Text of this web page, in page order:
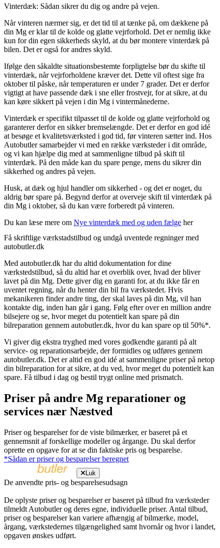
Vinterdæk: Sådan sikrer du dig og andre på vejen.
Når vinteren nærmer sig, er det tid til at tænke på, om dækkene på
din Mg er klar til de kolde og glatte vejrforhold. Det er nemlig ikke
kun for din egen sikkerheds skyld, at du bør montere vinterdæk på
bilen. Det er også for andres skyld.
Ifølge den såkaldte situationsbestemte forpligtelse bør du skifte til
vinterdæk, når vejrforholdene kræver det. Dette vil oftest sige fra
oktober til påske, når temperaturen er under 7 grader. Det er derfor
vigtigt at have passende dæk i sne eller frostvejr, for at sikre, at du
kan køre sikkert på vejen i din Mg i vintermånederne.
Vinterdæk er specifikt tilpasset til de kolde og glatte vejrforhold og
garanterer derfor en sikker bremselængde. Det er derfor en god idé
at besøge et kvalitetsværksted i god tid, før vinteren sætter ind. Hos
Autobutler samarbejder vi med en række værksteder i dit område,
og vi kan hjælpe dig med at sammenligne tilbud på skift til
vinterdæk. På den måde kan du spare penge, mens du sikrer din
sikkerhed og andres på vejen.
Husk, at dæk og hjul handler om sikkerhed - og det er noget, du
aldrig bør spare på. Begynd derfor at overveje skift til vinterdæk på
din Mg i oktober, så du kan være forberedt på vinteren.
Du kan læse mere om Nye vinterdæk med og uden fælge her
Få skriftlige værkstadstilbud og undgå uventede regninger med
autobutler.dk
Med autobutler.dk har du altid dokumentation for dine
værkstedstilbud, så du altid har et overblik over, hvad der bliver
lavet på din Mg. Dette giver dig en garanti for, at du ikke får en
uventet regning, når du henter din bil fra værkstedet. Hvis
mekanikeren finder andre ting, der skal laves på din Mg, vil han
kontakte dig, inden han går i gang. Følg efter over en million andre
bilsejere og se, hvor meget du potentielt kan spare på din
bilreparation gennem autobutler.dk, hvor du kan spare op til 50%*.
Vi giver dig ekstra tryghed med vores godkendte garanti på alt
service- og reparationsarbejde, der formidles og udføres gennem
autobutler.dk. Det er altid en god idé at sammenligne priser på netop
din bilreparation for at sikre, at du ved, hvor meget du potentielt kan
spare. Få tilbud i dag og bestil trygt online med prismatch.
Priser på andre Mg reparationer og
services nær Næstved
Priser og besparelser for de viste bilmærker, er baseret på et
gennemsnit af forskellige modeller og årgange. Du skal derfor
oprette en opgave for at se din faktiske pris og besparelse.
*Sådan er priser og besparelser beregnet
Luk
De anvendte pris- og besparelsesudsagn
De oplyste priser og besparelser er baseret på tilbud fra værksteder
tilmeldt Autobutler og deres egne, individuelle priser. Antal tilbud,
priser og besparelser kan variere afhængig af bilmærke, model,
årgang, værkstedernes tilgængelighed samt hvornår og hvor i landet,
opgaven ønskes udført.